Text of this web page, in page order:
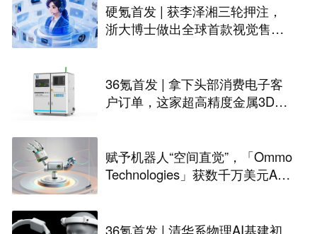
硬氪首发 | 获李泽湘三轮押注，
浙大博士做出全球首款视觉售后
36氪首发 | 拿下头部消费电子客
户订单，这家超高精度金属3D打
赋予机器人“空间直觉”，「Ommo
Technologies」获数千万美元A轮
36氪首发 | 清华系物理AI基建初